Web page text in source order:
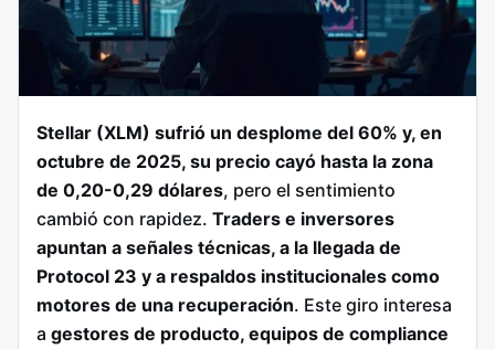
Stellar (XLM) sufrió un desplome del 60% y, en
octubre de 2025, su precio cayó hasta la zona
de 0,20-0,29 dólares, pero el sentimiento
cambió con rapidez. Traders e inversores
apuntan a señales técnicas, a la llegada de
Protocol 23 y a respaldos institucionales como
motores de una recuperación. Este giro interesa
a gestores de producto, equipos de compliance